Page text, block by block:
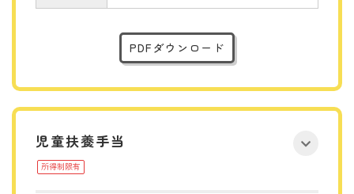
PDFダウンロード
児童扶養手当
所得制限有